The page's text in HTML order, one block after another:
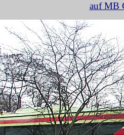
auf MB